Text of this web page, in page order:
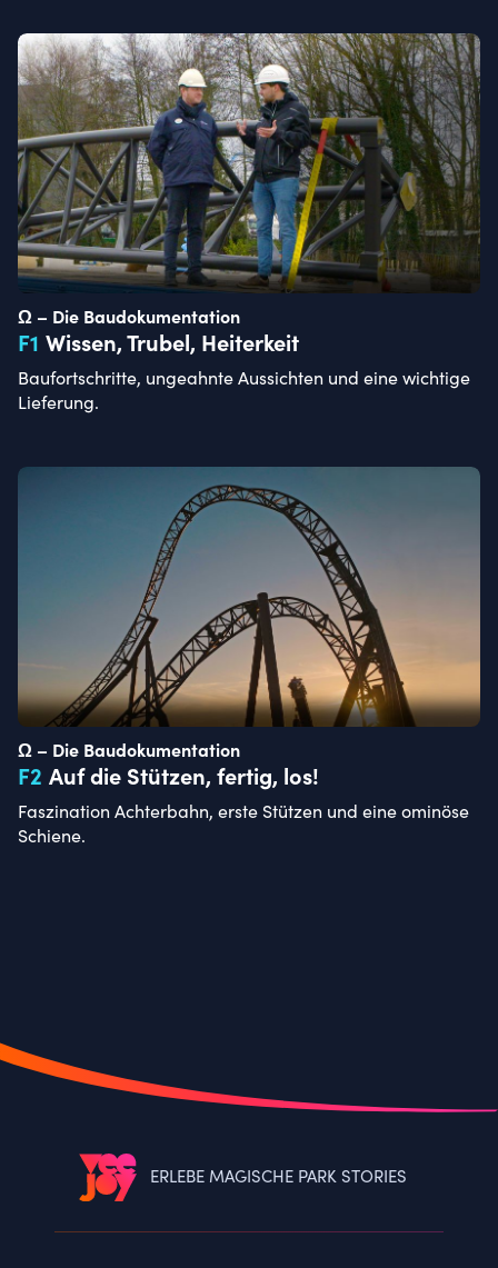
Ω – Die Baudokumentation
F1 Wissen, Trubel, Heiterkeit
Baufortschritte, ungeahnte Aussichten und eine wichtige
Lieferung.
Ω – Die Baudokumentation
F2 Auf die Stützen, fertig, los!
Faszination Achterbahn, erste Stützen und eine ominöse
Schiene.
ERLEBE MAGISCHE PARK STORIES